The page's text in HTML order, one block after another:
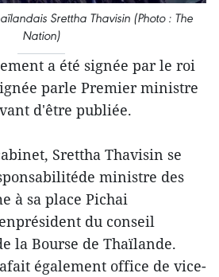
Srettha Thavisin (Photo : The
Nation)
a été signée par le roi
parle Premier ministre
d'être publiée.
Srettha Thavisin se
ministre des
à sa place Pichai
du conseil
la Bourse de Thaïlande.
également office de vice-